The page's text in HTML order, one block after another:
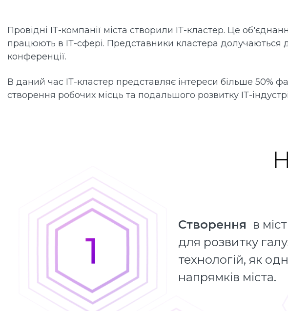
Провідні ІТ-компанії міста створили ІТ-кластер. Це
працюють в ІТ-сфері. Представники кластера долучаються
конференції.
В даний час ІТ-кластер представляє інтереси більше 50%
створення робочих місць та подальшого розвитку ІТ-
Створення в
для розвитку
технологій, як
напрямків міста.